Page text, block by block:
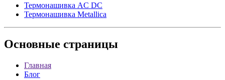
Термонашивка AC DC
Термонашивка Metallica
Основные страницы
Главная
Блог